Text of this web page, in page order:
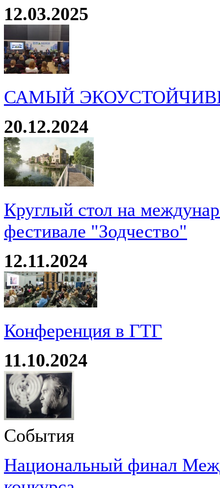
12.03.2025
САМЫЙ
20.12.2024
Круглый стол на
фестивале "Зодчество"
12.11.2024
Конференция в ГТГ
11.10.2024
События
Национальный финал